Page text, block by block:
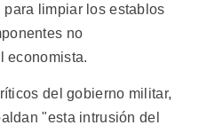
para limpiar los establos
no
economista.
del gobierno militar,
"esta intrusión del